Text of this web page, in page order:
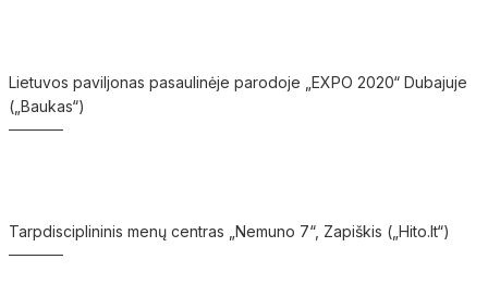
Lietuvos paviljonas pasaulinėje parodoje „EXPO 2020“ Dubajuje
(„Baukas“)
Tarpdisciplininis menų centras „Nemuno 7“, Zapiškis („Hito.lt“)